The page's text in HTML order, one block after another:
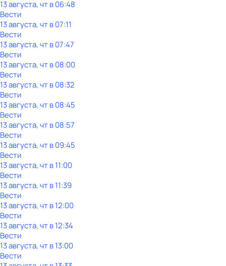
13 августа, чт в 06:48
Вести
13 августа, чт в 07:11
Вести
13 августа, чт в 07:47
Вести
13 августа, чт в 08:00
Вести
13 августа, чт в 08:32
Вести
13 августа, чт в 08:45
Вести
13 августа, чт в 08:57
Вести
13 августа, чт в 09:45
Вести
13 августа, чт в 11:00
Вести
13 августа, чт в 11:39
Вести
13 августа, чт в 12:00
Вести
13 августа, чт в 12:34
Вести
13 августа, чт в 13:00
Вести